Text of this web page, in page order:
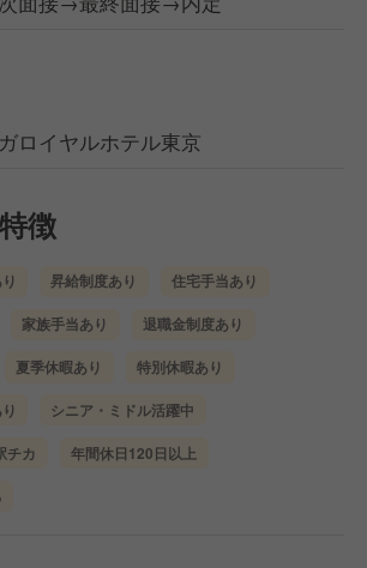
ロイヤルホテル東京
徴
昇給制度あり 住宅手当あり
家族手当あり 退職金制度あり
夏季休暇あり 特別休暇あり
シニア・ミドル活躍中
チカ 年間休日120日以上